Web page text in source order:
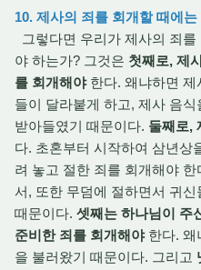
10. 제사의 죄를 회개할 때에
그렇다면 우리가 제사의 죄
야 하는가? 그것은 첫째로, 제
를 회개해야한다. 왜냐하면 제
들이 달라붙게 하고, 제사 음
받아들였기 때문이다. 둘째로,
다. 초혼부터 시작하여 삼년상
려 놓고 절한 죄를 회개해야
서, 또한 무덤에 절하면서 귀
때문이다. 셋째는 하나님이 주
준비한 죄를 회개해야한다. 왜
을 불러왔기 때문이다. 그리고